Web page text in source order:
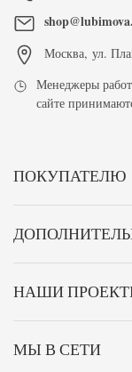
Москва, ул.
Менеджеры
сайте
ПОКУПАТЕЛЮ
НАШИ
МЫ В СЕТИ